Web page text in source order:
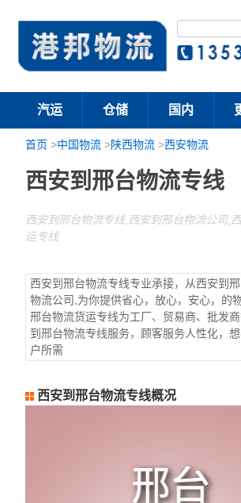
汽运 仓储 国内
首页 >中国物流 >陕西物流 >西安物流
西安到邢台物流专线
西安到邢台物流专线,西安到邢台物流公司,
运专线
西安到邢台物流专线专业承接，从西安到
物流公司,为你提供省心，放心，安心，的
邢台物流货运专线为工厂、贸易商、批发
到邢台物流专线服务，顾客服务人性化，
户所需
西安到邢台物流专线概况